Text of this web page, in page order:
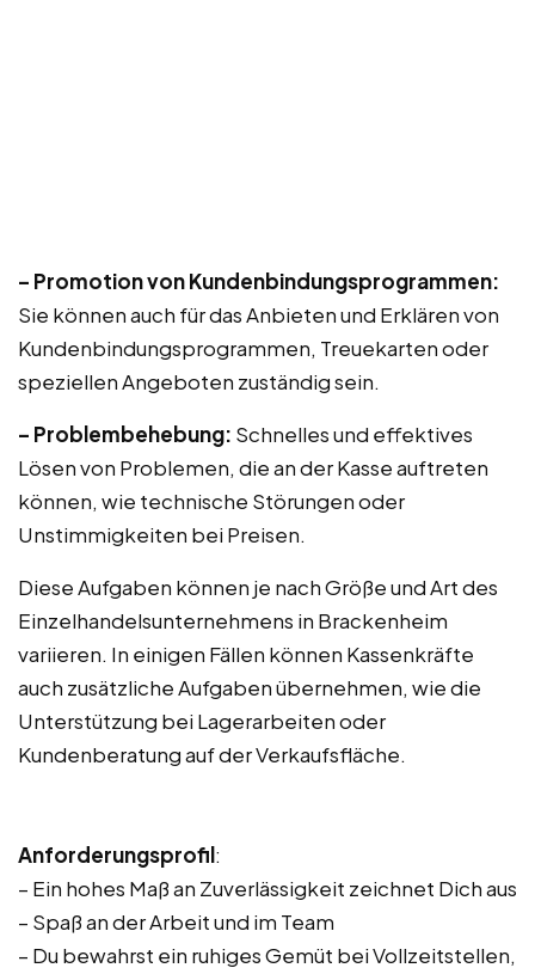
– Promotion von Kundenbindungsprogrammen:
Sie können auch für das Anbieten und Erklären von
Kundenbindungsprogrammen, Treuekarten oder
speziellen Angeboten zuständig sein.
– Problembehebung: Schnelles und effektives
Lösen von Problemen, die an der Kasse auftreten
können, wie technische Störungen oder
Unstimmigkeiten bei Preisen.
Diese Aufgaben können je nach Größe und Art des
Einzelhandelsunternehmens in Brackenheim
variieren. In einigen Fällen können Kassenkräfte
auch zusätzliche Aufgaben übernehmen, wie die
Unterstützung bei Lagerarbeiten oder
Kundenberatung auf der Verkaufsfläche.
Anforderungsprofil:
– Ein hohes Maß an Zuverlässigkeit zeichnet Dich aus
– Spaß an der Arbeit und im Team
– Du bewahrst ein ruhiges Gemüt bei Vollzeitstellen,